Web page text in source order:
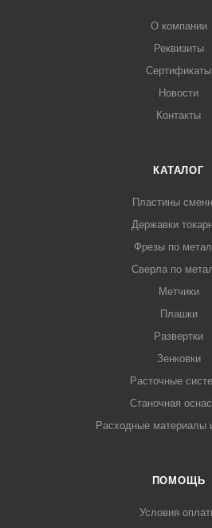
О компании
Реквизиты
Сертификаты
Новости
Контакты
КАТАЛОГ
Пластины
Державки
Фрезы по
Сверла по
Метчики
Плашки
Развертки
Зенковки
Расточные
Станочная
Расходные материалы
ПОМОЩЬ
Условия